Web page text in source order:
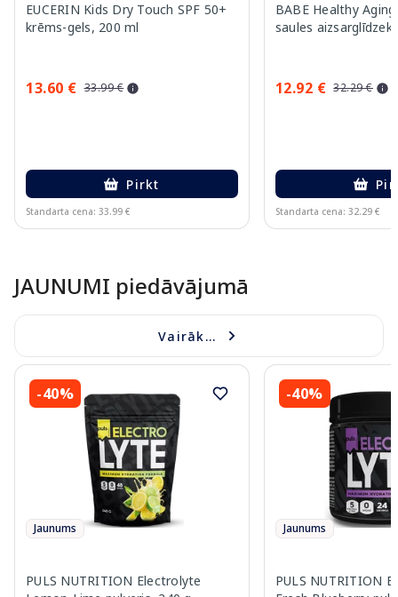
EUCERIN Kids Dry Touch SPF 50+
krēms-gels, 200 ml
13.60 € 33.99 €
Pirkt
Standarta cena: 33.99 €
BABE Healthy
saules
12.92 € 32.29 €
Standarta cena: 32.29 €
JAUNUMI piedāvājumā
Vairāk...
-40%
Jaunums
PULS NUTRITION Electrolyte
-40%
Jaunums
PULS NUTRITION